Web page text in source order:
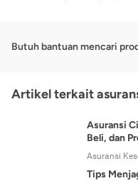
Butuh bantuan mencari
Artikel terkait
Asuransi
Beli, dan
Asuransi
Tips